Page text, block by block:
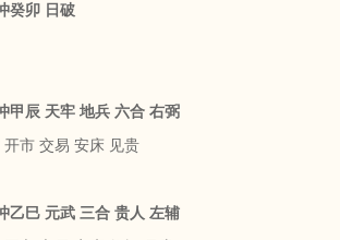
癸卯 日破
甲辰 天牢 地兵 六合 右弼
开市 交易 安床 见贵
乙巳 元武 三合 贵人 左辅